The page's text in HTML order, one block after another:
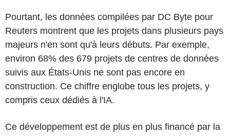
Pourtant, les données compilées par DC Byte pour
Reuters montrent que les projets dans plusieurs pays
majeurs n'en sont qu'à leurs débuts. Par exemple,
environ 68% des 679 projets de centres de données
suivis aux États-Unis ne sont pas encore en
construction. Ce chiffre englobe tous les projets, y
compris ceux dédiés à l'IA.
Ce développement est de plus en plus financé par la